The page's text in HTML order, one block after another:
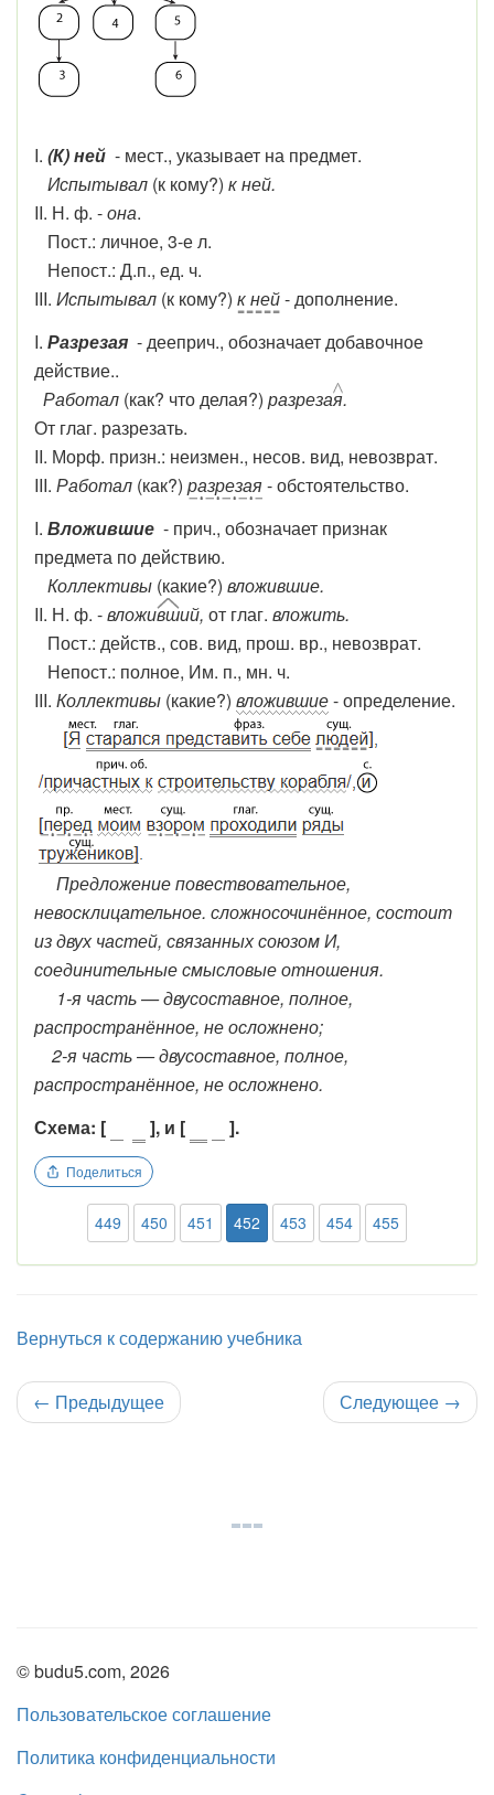
I. (К) ней - мест., указывает на предмет.
Испытывал (к кому?) к ней.
II. Н. ф. -она.
Пост.: личное, 3-е л.
Непост.: Д.п., ед. ч.
III. Испытывал (к кому?) к ней- дополнение.
I. Разрезая - дееприч., обозначает добавочное
действие..
Работал (как? что делая?) разрезая.
От глаг. разрезать.
II. Морф. призн.: неизмен., несов. вид, невозврат.
III. Работал (как?) разрезая- обстоятельство.
I. Вложившие - прич., обозначает признак
предмета по действию.
Коллективы (какие?) вложившие.
II. Н. ф. -вложивший, от глаг. вложить.
Пост.: действ., сов. вид, прош. вр., невозврат.
Непост.: полное, Им. п., мн. ч.
III. Коллективы (какие?) вложившие- определение.
Предложение повествовательное,
невосклицательное. сложносочинённое, состоит
из двух частей, связанных союзом И,
соединительные смысловые отношения.
1-я часть — двусоставное, полное,
распространённое, не осложнено;
2-я часть — двусоставное, полное,
распространённое, не осложнено.
Схема: [
], и [ ].
Поделиться
449 450 451 452 453 454 455
Вернуться к содержанию учебника
← Предыдущее Следующее →
© budu5.com, 2026
Пользовательское соглашение
Политика конфиденциальности